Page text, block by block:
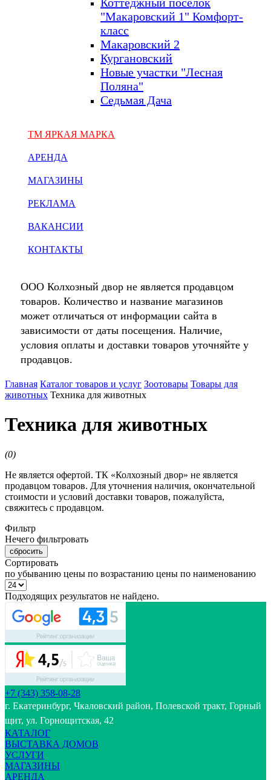
"Макаровский 1" Комфорт-
класс
Макаровский 2
Кургановский
Новые участки "Лесная
Поляна"
Седьмая Дача
ТМ ЯРКАЯ МАРКА
АРЕНДА
МАГАЗИНЫ
РЕКЛАМА
ВАКАНСИИ
КОНТАКТЫ
ООО Колхозный двор не является продавцом
товаров. Количество и название магазинов
может отличаться от информации сайта в
зависимости от даты посещения. Наличие,
условия оплаты и доставки товаров уточняйте у
продавцов.
Главная Каталог товаров и услуг Зоотовары Товары для
животных Техника для животных
Техника для животных
(0)
Не является офертой. ТК «Колхозный двор» не является
продавцом товаров. Для уточнения наличия, окончательной
стоимости и условий доставки товаров, пожалуйста,
свяжитесь с продавцом.
Фильтр
Нечего фильтровать
сбросить
Сортировать
по убыванию цены по возрастанию цены по наименованию
Подходящих результатов не найдено.
+7 (343) 358-08-28
г. Екатеринбург, Чкаловский район, Полевской тракт, Горный
щит, ул. Горнощитская, 42
КАТАЛОГ
ВЫСТАВКА ДОМОВ
УСЛУГИ
МАГАЗИНЫ
АРЕНДА